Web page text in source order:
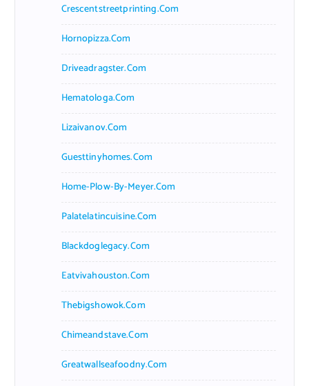
Crescentstreetprinting.com
Hornopizza.com
Driveadragster.com
Hematologa.com
Lizaivanov.com
Guesttinyhomes.com
Home-Plow-By-Meyer.com
Palatelatincuisine.com
Blackdoglegacy.com
Eatvivahouston.com
Thebigshowok.com
Chimeandstave.com
Greatwallseafoodny.com